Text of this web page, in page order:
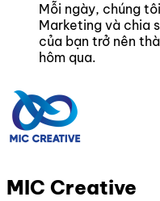
Mỗi ngày, chúng
Marketing và chia
của bạn trở nên
hôm qua.
MIC Creative